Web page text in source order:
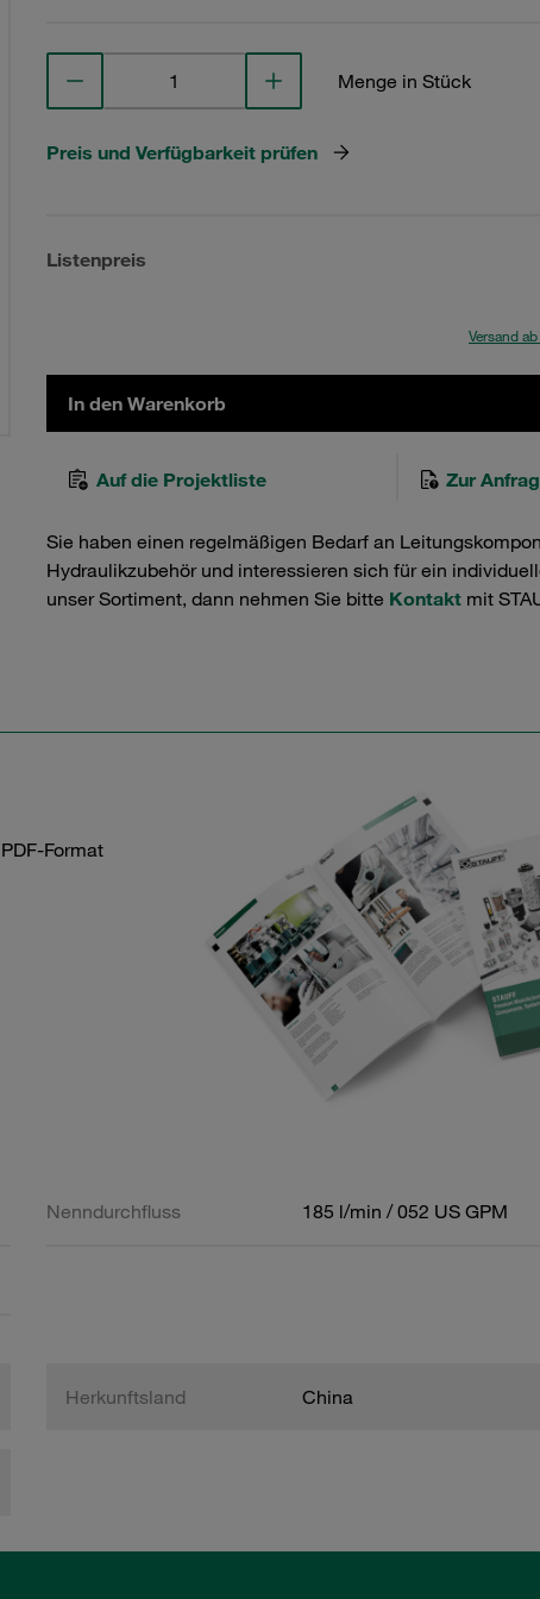
Menge in Stück
Preis und Verfügbarkeit prüfen
Listenpreis
Versand
In den Warenkorb
Auf die Projektliste Zur
Sie haben einen regelmäßigen Bedarf an
Hydraulikzubehör und interessieren sich für ein
unser Sortiment, dann nehmen Sie bitte Kontakt mit
Format
Nenndurchfluss 185 l/min / 052 US GPM
Herkunftsland China